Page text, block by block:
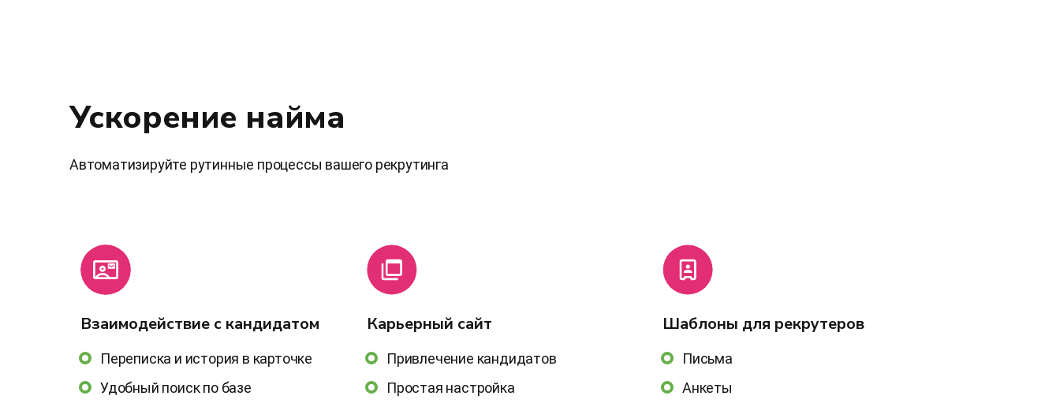
Ускорение найма
Автоматизируйте рутинные процессы вашего рекрутинга
Взаимодействие с кандидатом
Переписка и история в карточке
Удобный поиск по базе
Карьерный сайт
Привлечение кандидатов
Простая настройка
Шаблоны для рекрутеров
Письма
Анкеты